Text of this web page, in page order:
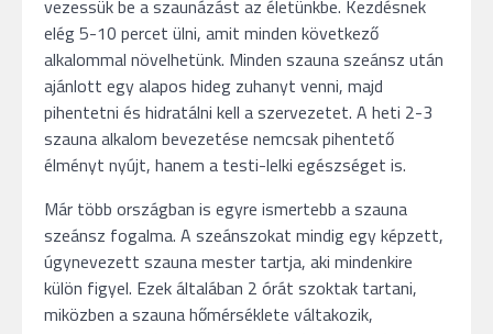
vezessük be a szaunázást az életünkbe. Kezdésnek
elég 5-10 percet ülni, amit minden következő
alkalommal növelhetünk. Minden szauna szeánsz után
ajánlott egy alapos hideg zuhanyt venni, majd
pihentetni és hidratálni kell a szervezetet. A heti 2-3
szauna alkalom bevezetése nemcsak pihentető
élményt nyújt, hanem a testi-lelki egészséget is.
Már több országban is egyre ismertebb a szauna
szeánsz fogalma. A szeánszokat mindig egy képzett,
úgynevezett szauna mester tartja, aki mindenkire
külön figyel. Ezek általában 2 órát szoktak tartani,
miközben a szauna hőmérséklete váltakozik,